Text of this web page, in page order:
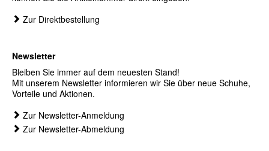
Zur Direktbestellung
Newsletter
Bleiben Sie immer auf dem neuesten Stand!
Mit unserem Newsletter informieren wir Sie über neue Schuhe,
Vorteile und Aktionen.
Zur Newsletter-Anmeldung
Zur Newsletter-Abmeldung